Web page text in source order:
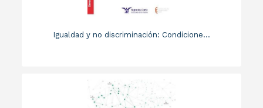
Igualdad y no discriminación: Condicione...